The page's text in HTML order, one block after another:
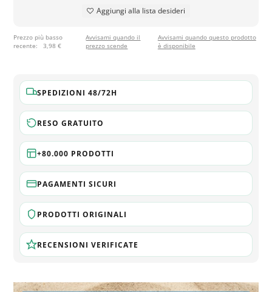
Aggiungi alla lista desideri
Prezzo più basso
recente:
3,98 €
Avvisami quando il
prezzo scende
Avvisami quando questo prodotto
è disponibile
SPEDIZIONI 48/72H
RESO GRATUITO
+80.000 PRODOTTI
PAGAMENTI SICURI
PRODOTTI ORIGINALI
RECENSIONI VERIFICATE